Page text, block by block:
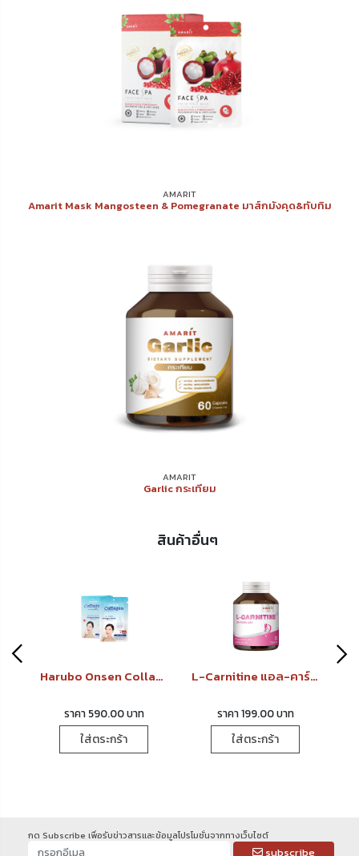
AMARIT
Amarit Mask Mangosteen & Pomegranate มาส์กมังคุด&ทับทิม
AMARIT
Garlic กระเทียม
สินค้าอื่นๆ
Harubo Onsen Collagen Mask (ฮารุโบะ ออนเซ็น คอลลาเจน มาส์ก)
ราคา 590.00 บาท
ใส่ตระกร้า
L-Carnitine แอล-คาร์นิทีน พลัส
ราคา 199.00 บาท
ใส่ตระกร้า
กด Subscribe เพื่อรับข่าวสารและข้อมูลโปรโมชั่นจากทางเว็บไซต์
subscribe